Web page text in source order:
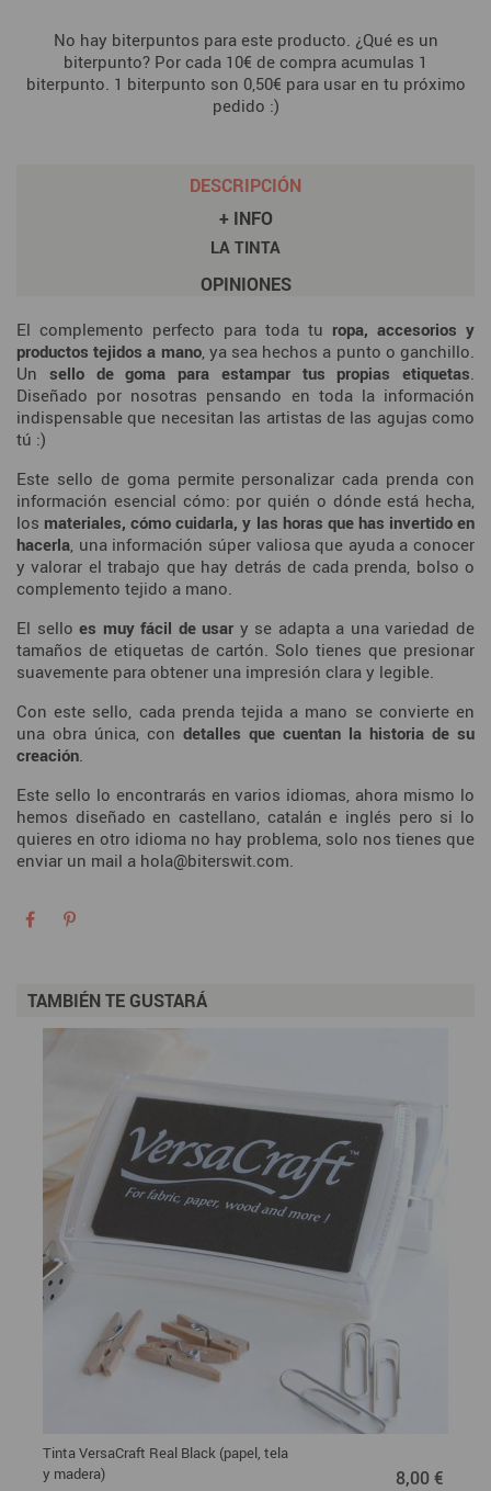
No hay biterpuntos para este producto. ¿Qué es un
biterpunto? Por cada 10€ de compra acumulas 1
biterpunto. 1 biterpunto son 0,50€ para usar en tu próximo
pedido :)
DESCRIPCIÓN
+ INFO
LA TINTA
OPINIONES
El complemento perfecto para toda tu ropa, accesorios y
productos tejidos a mano, ya sea hechos a punto o ganchillo.
Un sello de goma para estampar tus propias etiquetas.
Diseñado por nosotras pensando en toda la información
indispensable que necesitan las artistas de las agujas como
tú :)
Este sello de goma permite personalizar cada prenda con
información esencial cómo: por quién o dónde está hecha,
los materiales, cómo cuidarla, y las horas que has invertido en
hacerla, una información súper valiosa que ayuda a conocer
y valorar el trabajo que hay detrás de cada prenda, bolso o
complemento tejido a mano.
El selloes muy fácil de usar y se adapta a una variedad de
tamaños de etiquetas de cartón. Solo tienes que presionar
suavemente para obtener una impresión clara y legible.
Con este sello, cada prenda tejida a mano se convierte en
una obra única, con detalles que cuentan la historia de su
creación.
Este sello lo encontrarás en varios idiomas, ahora mismo lo
hemos diseñado en castellano, catalán e inglés pero si lo
quieres en otro idioma no hay problema, solo nos tienes que
enviar un mail a hola@biterswit.com.
TAMBIÉN TE GUSTARÁ
Tinta VersaCraft Real Black (papel, tela
y madera)
8,00 €